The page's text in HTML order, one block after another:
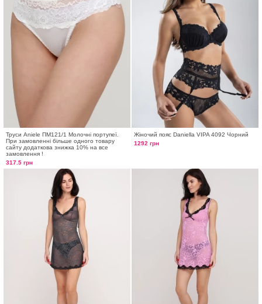
Труси Aniele ПМ121/1 Молочні портупеї.
При замовленні більше одного товару
сайту додаткова знижка 10% на все
замовлення !
317.5 грн
Жіночий пояс Daniella VIPA 4092 Чорний
1292 грн